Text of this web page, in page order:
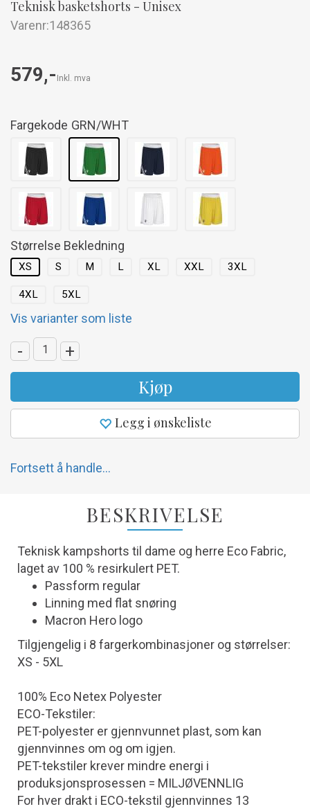
Teknisk basketshorts - Unisex
Varenr:148365
579,- Inkl. mva
Fargekode GRN/WHT
Størrelse Bekledning
XS S M L XL XXL 3XL
4XL 5XL
Vis varianter som liste
- +
Kjøp
Legg i ønskeliste
Fortsett å handle...
BESKRIVELSE
Teknisk kampshorts til dame og herre Eco Fabric,
laget av 100 % resirkulert PET.
Passform regular
Linning med flat snøring
Macron Hero logo
Tilgjengelig i 8 fargerkombinasjoner og størrelser:
XS - 5XL
100% Eco Netex Polyester
ECO-Tekstiler:
PET-polyester er gjennvunnet plast, som kan
gjennvinnes om og om igjen.
PET-tekstiler krever mindre energi i
produksjonsprosessen = MILJØVENNLIG
For hver drakt i ECO-tekstil gjennvinnes 13